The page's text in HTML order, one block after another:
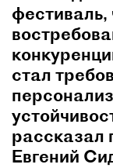
фестиваль,
стал
рассказал
Евгений